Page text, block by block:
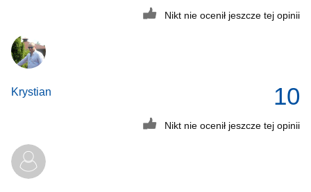
Nikt nie ocenił jeszcze tej opinii
10
Krystian
Nikt nie ocenił jeszcze tej opinii